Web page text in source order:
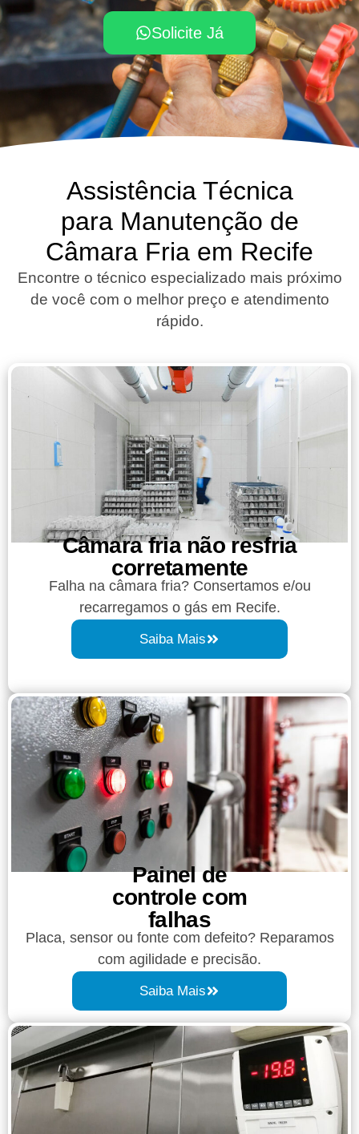
Solicite Já
Assistência Técnica
para Manutenção de
Câmara Fria em Recife
Encontre o técnico especializado mais próximo
de você com o melhor preço e atendimento
rápido.
Câmara fria não resfria
corretamente
Falha na câmara fria? Consertamos e/ou
recarregamos o gás em Recife.
Saiba Mais
Painel de
controle com
falhas
Placa, sensor ou fonte com defeito? Reparamos
com agilidade e precisão.
Saiba Mais